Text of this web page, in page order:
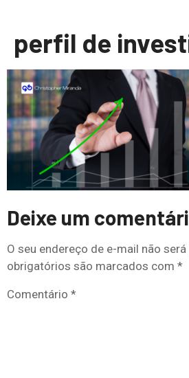
perfil de
Deixe um
O seu endereço de e-mail não
obrigatórios são marcados com *
Comentário *